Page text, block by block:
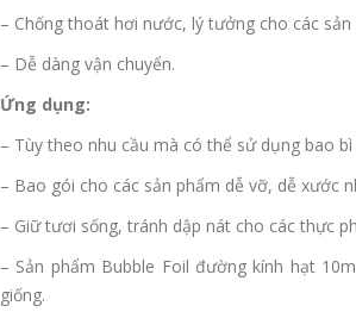
– Chống thoát hơi nước, lý tưởng cho các
– Dễ dàng vận chuyển.
Ứng dụng:
– Tùy theo nhu cầu mà có thể sử dụng bao
– Bao gói cho các sản phẩm dễ vỡ, dễ xước
– Giữ tươi sống, tránh dập nát cho các thực
– Sản phẩm Bubble Foil đường kính hạt
giống.